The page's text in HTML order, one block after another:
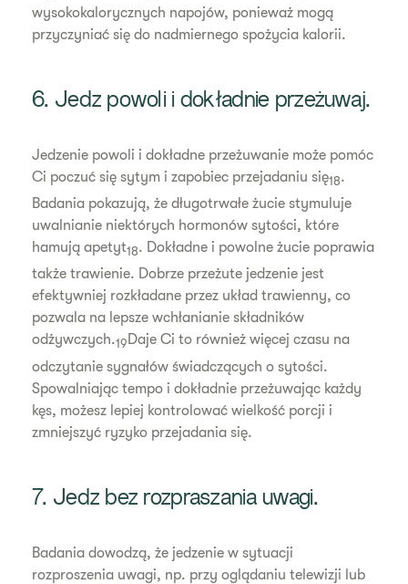
wysokokalorycznych napojów, ponieważ mogą
przyczyniać się do nadmiernego spożycia kalorii.
6. Jedz powoli i dokładnie przeżuwaj.
Jedzenie powoli i dokładne przeżuwanie może pomóc
Ci poczuć się sytym i zapobiec przejadaniu się18.
Badania pokazują, że długotrwałe żucie stymuluje
uwalnianie niektórych hormonów sytości, które
hamują apetyt18. Dokładne i powolne żucie poprawia
także trawienie. Dobrze przeżute jedzenie jest
efektywniej rozkładane przez układ trawienny, co
pozwala na lepsze wchłanianie składników
odżywczych.19 Daje Ci to również więcej czasu na
odczytanie sygnałów świadczących o sytości.
Spowalniając tempo i dokładnie przeżuwając każdy
kęs, możesz lepiej kontrolować wielkość porcji i
zmniejszyć ryzyko przejadania się.
7. Jedz bez rozpraszania uwagi.
Badania dowodzą, że jedzenie w sytuacji
rozproszenia uwagi, np. przy oglądaniu telewizji lub